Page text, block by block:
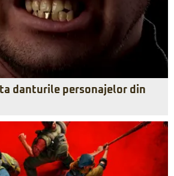
danturile personajelor din